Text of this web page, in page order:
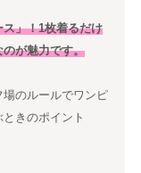
」！1枚着るだけ
が魅力です。
のルールでワンピ
きのポイント